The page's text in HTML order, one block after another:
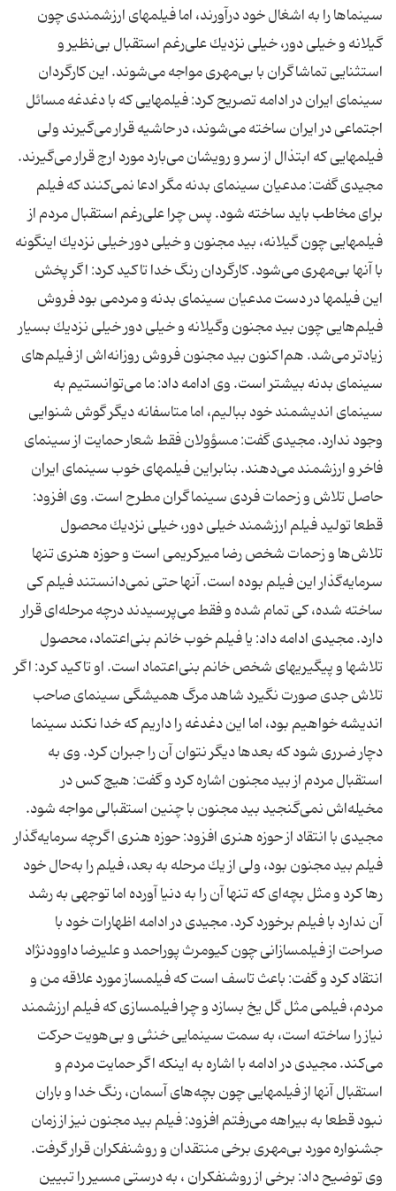
سینماها را به اشغال خود درآورند، اما فیلمهای ارزشمندی چون
گیلانه و خیلی دور، خیلی نزدیك علی‌رغم استقبال بی‌نظیر و
استثنایی تماشاگران با بی‌مهری مواجه می‌شوند. این كارگردان
سینمای ایران در ادامه تصریح كرد: فیلمهایی كه با دغدغه مسائل
اجتماعی در ایران ساخته می‌شوند، در حاشیه قرار می‌گیرند ولی
فیلمهایی كه ابتذال از سر و رویشان می‌بارد مورد ارج قرار می‌گیرند.
مجیدی گفت: مدعیان سینمای بدنه مگر ادعا نمی‌كنند كه فیلم
برای مخاطب باید ساخته شود. پس چرا علی‌رغم استقبال مردم از
فیلمهایی چون گیلانه، بید مجنون و خیلی دور خیلی نزدیك اینگونه
با آنها بی‌مهری می‌شود. كارگردان رنگ خدا تاكید كرد: اگر پخش
این فیلمها در دست مدعیان سینمای بدنه و مردمی بود فروش
فیلم‌هایی چون بید مجنون وگیلانه و خیلی دور خیلی نزدیك بسیار
زیادتر می‌شد. هم‌اكنون بید مجنون فروش روزانه‌اش از فیلم‌های
سینمای بدنه بیشتر است. وی ادامه داد: ما می‌توانستیم به
سینمای اندیشمند خود ببالیم، اما متاسفانه دیگر گوش شنوایی
وجود ندارد. مجیدی گفت: مسؤولان فقط شعار حمایت از سینمای
فاخر و ارزشمند می‌دهند. بنابراین فیلمهای خوب سینمای ایران
حاصل تلاش و زحمات فردی سینماگران مطرح است. وی افزود:
قطعا تولید فیلم ارزشمند خیلی دور، خیلی نزدیك محصول
تلاش‌ها و زحمات شخص رضا میركریمی است و حوزه هنری تنها
سرمایه‌گذار این فیلم بوده است. آنها حتی نمی‌دانستند فیلم كی
ساخته شده، كی تمام شده و فقط می‌پرسیدند درچه مرحله‌ای قرار
دارد. مجیدی ادامه داد: یا فیلم خوب خانم بنی‌اعتماد، محصول
تلاشها و پیگیریهای شخص خانم بنی‌اعتماد است. او تاكید كرد: اگر
تلاش جدی صورت نگیرد شاهد مرگ همیشگی سینمای صاحب
اندیشه خواهیم بود، اما این دغدغه را داریم كه خدا نكند سینما
دچار ضرری شود كه بعدها دیگر نتوان آن را جبران كرد. وی به
استقبال مردم از بید مجنون اشاره كرد و گفت: هیچ كس در
مخیله‌اش نمی‌گنجید بید مجنون با چنین استقبالی مواجه شود.
مجیدی با انتقاد از حوزه هنری افزود: حوزه هنری اگرچه سرمایه‌گذار
فیلم بید مجنون بود، ولی از یك مرحله به بعد، فیلم را به‌حال خود
رها كرد و مثل بچه‌ای كه تنها آن را به دنیا آورده اما توجهی به رشد
آن ندارد با فیلم برخورد كرد. مجیدی در ادامه اظهارات خود با
صراحت از فیلمسازانی چون كیومرث پوراحمد و علیرضا داوودنژاد
انتقاد كرد و گفت: باعث تاسف است كه فیلمساز مورد علاقه من و
مردم، فیلمی مثل گل یخ بسازد و چرا فیلمسازی كه فیلم ارزشمند
نیاز را ساخته است، به سمت سینمایی خنثی و بی‌هویت حركت
می‌كند. مجیدی در ادامه با اشاره به اینكه اگر حمایت مردم و
استقبال آنها از فیلمهایی چون بچه‌های آسمان، رنگ خدا و باران
نبود قطعا به بیراهه می‌رفتم افزود: فیلم بید مجنون نیز از زمان
جشنواره مورد بی‌مهری برخی منتقدان و روشنفكران قرار گرفت.
وی توضیح داد: برخی از روشنفكران ، به درستی مسیر را تبیین